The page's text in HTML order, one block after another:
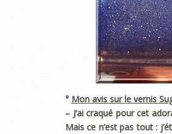
° Mon avis sur le vernis
– J’ai craqué pour cet
Mais ce n’est pas tout :